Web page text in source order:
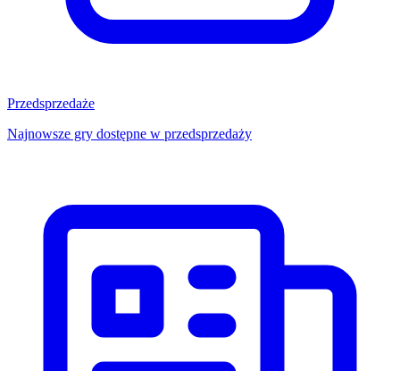
Przedsprzedaże
Najnowsze gry dostępne w przedsprzedaży